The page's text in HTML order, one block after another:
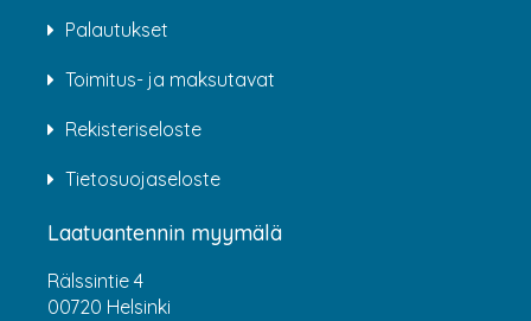
Palautukset
Toimitus- ja maksutavat
Rekisteriseloste
Tietosuojaseloste
Laatuantennin myymälä
Rälssintie 4
00720 Helsinki